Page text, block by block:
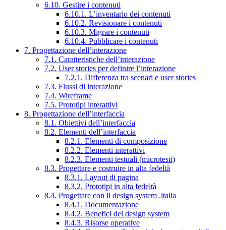
6.10. Gestire i contenuti
6.10.1. L’inventario dei contenuti
6.10.2. Revisionare i contenuti
6.10.3. Migrare i contenuti
6.10.4. Pubblicare i contenuti
7. Progettazione dell’interazione
7.1. Caratteristiche dell’interazione
7.2. User stories per definire l’interazione
7.2.1. Differenza tra scenari e user stories
7.3. Flussi di interazione
7.4. Wireframe
7.5. Prototipi interattivi
8. Progettazione dell’interfaccia
8.1. Obiettivi dell’interfaccia
8.2. Elementi dell’interfaccia
8.2.1. Elementi di composizione
8.2.2. Elementi interattivi
8.2.3. Elementi testuali (microtesti)
8.3. Progettare e costruire in alta fedeltà
8.3.1. Layout di pagina
8.3.2. Prototipi in alta fedeltà
8.4. Progettare con il design system .italia
8.4.1. Documentazione
8.4.2. Benefici del design system
8.4.3. Risorse operative